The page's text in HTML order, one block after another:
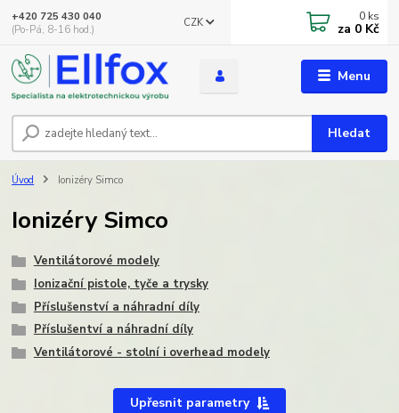
Menu
CZK
Hledat
+420 725 430 040
(Po-Pá, 8-16 hod.)
0 ks
za 0 Kč
Úvod Ionizéry Simco
Ionizéry Simco
Ventilátorové modely
Ionizační pistole, tyče a trysky
Příslušenství a náhradní díly
Příslušentví a náhradní díly
Ventilátorové - stolní i overhead modely
Upřesnit parametry